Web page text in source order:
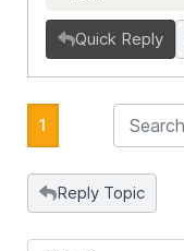
Quick Reply
1
Reply Topic